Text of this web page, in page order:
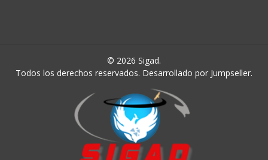
© 2026 Sigad.
Todos los derechos reservados. Desarrollado por Jumpseller.